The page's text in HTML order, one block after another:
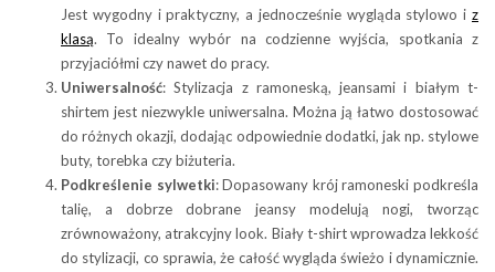
Jest wygodny i praktyczny, a jednocześnie wygląda stylowo i z
klasą. To idealny wybór na codzienne wyjścia, spotkania z
przyjaciółmi czy nawet do pracy.
Uniwersalność: Stylizacja z ramoneską, jeansami i białym t-
shirtem jest niezwykle uniwersalna. Można ją łatwo dostosować
do różnych okazji, dodając odpowiednie dodatki, jak np. stylowe
buty, torebka czy biżuteria.
Podkreślenie sylwetki: Dopasowany krój ramoneski podkreśla
talię, a dobrze dobrane jeansy modelują nogi, tworząc
zrównoważony, atrakcyjny look. Biały t-shirt wprowadza lekkość
do stylizacji, co sprawia, że całość wygląda świeżo i dynamicznie.